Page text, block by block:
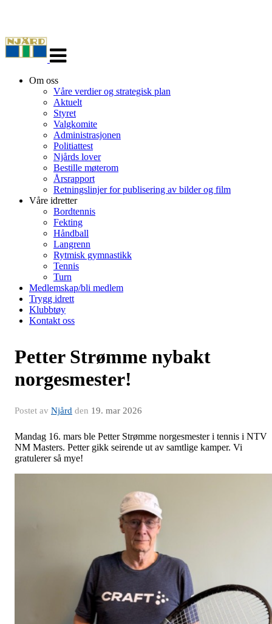
navigasjon
Om oss
Våre verdier og strategisk plan
Aktuelt
Styret
Valgkomite
Administrasjonen
Politiattest
Njårds lover
Bestille møterom
Årsrapport
Retningslinjer for publisering av bilder og film
Våre idretter
Bordtennis
Fekting
Håndball
Langrenn
Rytmisk gymnastikk
Tennis
Turn
Medlemskap/bli medlem
Trygg idrett
Klubbtøy
Kontakt oss
Petter Strømme nybakt
norgesmester!
Postet av Njård den 19. mar 2026
Mandag 16. mars ble Petter Strømme norgesmester i tennis i NTV
NM Masters. Petter gikk seirende ut av samtlige kamper. Vi
gratulerer så mye!